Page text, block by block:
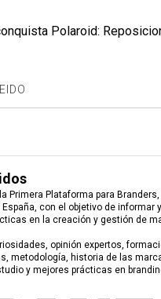
Polaroid:
Primera Plataforma para
España, con el objetivo de informar
en la creación y gestión de
opinión expertos,
metodología, historia de las
y mejores prácticas en